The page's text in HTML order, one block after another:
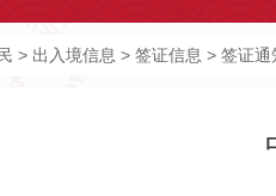
> 出入境信息 > 签证信息 > 签证通